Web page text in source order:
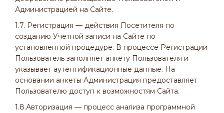
Администрацией на Сайте.
1.7. Регистрация — действия Посетителя по
созданию Учетной записи на Сайте по
установленной процедуре. В процессе Регистрации
Пользователь заполняет анкету Пользователя и
указывает аутентификационные данные. На
основании анкеты Администрация предоставляет
Пользователю доступ к возможностям Сайта.
1.8.Авторизация — процесс анализа программной